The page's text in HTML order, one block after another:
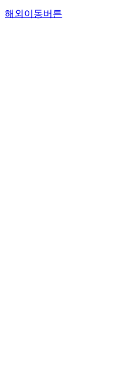
해외이동버튼